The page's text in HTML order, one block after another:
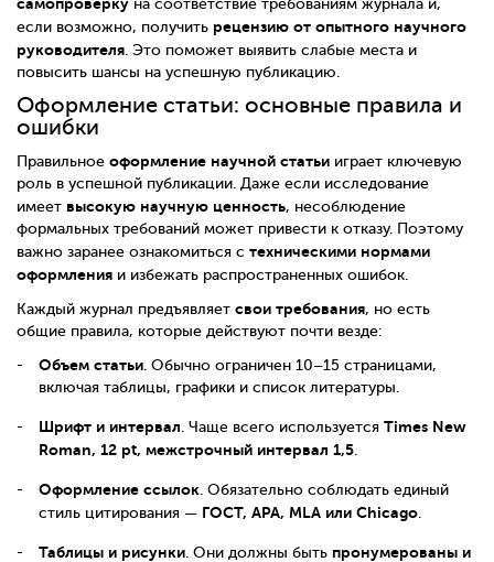
на соответствие требованиям журнала и,
если возможно, получить рецензию от опытного научного
руководителя. Это поможет выявить слабые места и
повысить шансы на успешную публикацию.
Оформление статьи: основные правила и
ошибки
Правильное оформление научной статьи играет ключевую
роль в успешной публикации. Даже если исследование
имеет высокую научную ценность, несоблюдение
формальных требований может привести к отказу. Поэтому
важно заранее ознакомиться с техническими нормами
оформления и избежать распространенных ошибок.
Каждый журнал предъявляет свои требования, но есть
общие правила, которые действуют почти везде:
Объем статьи . Обычно ограничен 10–15 страницами,
включая таблицы, графики и список литературы.
Шрифт и интервал . Чаще всего используется Times New
Roman, 12 pt, межстрочный интервал 1,5
Оформление ссылок . Обязательно соблюдать единый
стиль цитирования — ГОСТ, APA, MLA или Chicago
Таблицы и рисунки . Они должны быть пронумерованы и